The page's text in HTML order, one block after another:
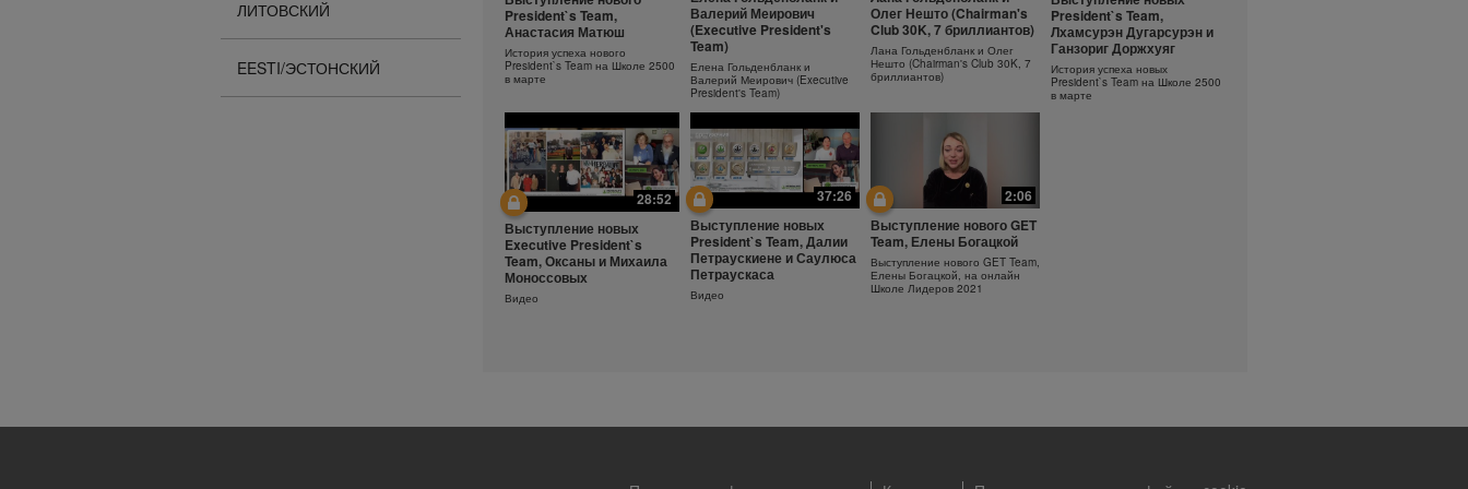
ЛИТОВСКИЙ
EESTI/ЭСТОНСКИЙ
Защита от солнца.
Важность SPF-фактора
Защищающий крем с SPF30
Herbalife SKIN
Ежедневный
увлажняющий крем
Узнайте больше об уходе за
кожей!
Как поддерживать
молодость кожи?
Антивозрастная сыворотка
Herbalife SKIN
Основы очищения кожи
Узнайте больше об уходе за
кожей!
President`s Team,
Анастасия Матюш
История успеха нового
President`s Team на Школе 2500
в марте
Валерий Меирович
(Executive President's
Team)
Елена Гольденбланк и
Валерий Меирович (Executive
President's Team)
Олег Нешто (Chairman's
Club 30K, 7 бриллиантов)
Лана Гольденбланк и Олег
Нешто (Chairman's Club 30K, 7
бриллиантов)
President`s Team,
Лхамсурэн Дугарсурэн и
Ганзориг Доржхуяг
История успеха новых
President`s Team на Школе 2500
в марте
28:52
Выступление новых
Executive President`s
Team, Оксаны и Михаила
Моноссовых
Видео
37:26
Выступление новых
President`s Team, Далии
Петраускиене и Саулюса
Петраускаса
Видео
2:06
Выступление нового GET
Team, Елены Богацкой
Выступление нового GET Team,
Елены Богацкой, на онлайн
Школе Лидеров 2021